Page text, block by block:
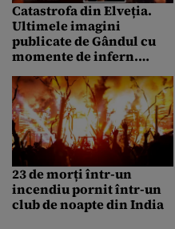
Catastrofa din Elveția.
Ultimele imagini
publicate de Gândul cu
momente de infern.
morți, 115 răniți
23 de morți într-un
incendiu pornit într-un
club de noapte din India